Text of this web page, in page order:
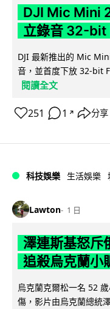
DJI Mic Mini
立錄音 32-bit
DJI 最新推出的 Mic
音，並首度下放 32-bit
閱讀全文
251 1 ↗ 分享
科技娛樂 生活娛樂
Lawton 1 日
澤連斯基怒斥
追殺烏克蘭小
烏克蘭克爾松一名 52
傷，影片由烏克蘭總統